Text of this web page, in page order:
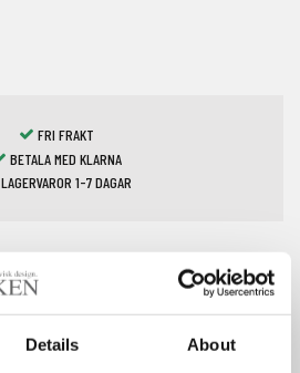
Details About
FRI FRAKT
BETALA MED KLARNA
LAGERVAROR 1-7 DAGAR